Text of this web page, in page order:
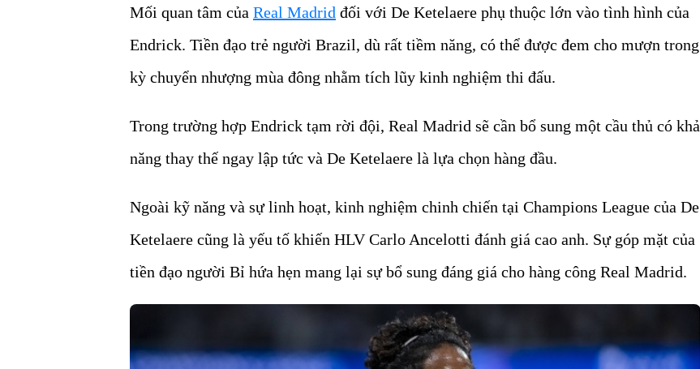
Mối quan tâm của Real Madrid đối với De Ketelaere phụ thuộc lớn vào tình hình của
Endrick. Tiền đạo trẻ người Brazil, dù rất tiềm năng, có thể được đem cho mượn trong
kỳ chuyển nhượng mùa đông nhằm tích lũy kinh nghiệm thi đấu.
Trong trường hợp Endrick tạm rời đội, Real Madrid sẽ cần bổ sung một cầu thủ có khả
năng thay thế ngay lập tức và De Ketelaere là lựa chọn hàng đầu.
Ngoài kỹ năng và sự linh hoạt, kinh nghiệm chinh chiến tại Champions League của De
Ketelaere cũng là yếu tố khiến HLV Carlo Ancelotti đánh giá cao anh. Sự góp mặt của
tiền đạo người Bỉ hứa hẹn mang lại sự bổ sung đáng giá cho hàng công Real Madrid.